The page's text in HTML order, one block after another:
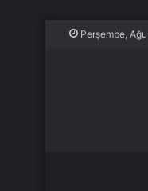
Perşembe,